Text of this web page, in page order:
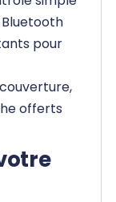
pour
offerts